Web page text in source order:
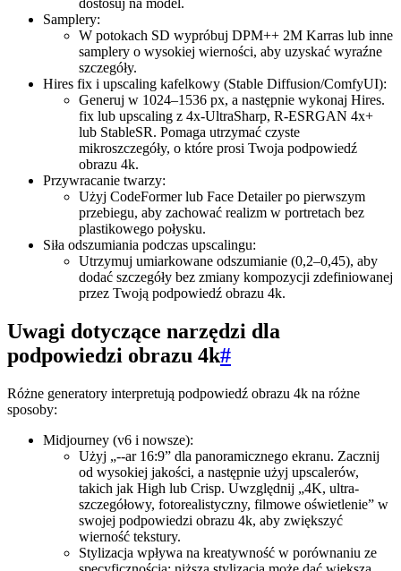
dostosuj na model.
Samplery:
W potokach SD wypróbuj DPM++ 2M Karras lub inne
samplery o wysokiej wierności, aby uzyskać wyraźne
szczegóły.
Hires fix i upscaling kafelkowy (Stable Diffusion/ComfyUI):
Generuj w 1024–1536 px, a następnie wykonaj Hires.
fix lub upscaling z 4x-UltraSharp, R-ESRGAN 4x+
lub StableSR. Pomaga utrzymać czyste
mikroszczegóły, o które prosi Twoja podpowiedź
obrazu 4k.
Przywracanie twarzy:
Użyj CodeFormer lub Face Detailer po pierwszym
przebiegu, aby zachować realizm w portretach bez
plastikowego połysku.
Siła odszumiania podczas upscalingu:
Utrzymuj umiarkowane odszumianie (0,2–0,45), aby
dodać szczegóły bez zmiany kompozycji zdefiniowanej
przez Twoją podpowiedź obrazu 4k.
Uwagi dotyczące narzędzi dla
podpowiedzi obrazu 4k#
Różne generatory interpretują podpowiedź obrazu 4k na różne
sposoby:
Midjourney (v6 i nowsze):
Użyj „--ar 16:9” dla panoramicznego ekranu. Zacznij
od wysokiej jakości, a następnie użyj upscalerów,
takich jak High lub Crisp. Uwzględnij „4K, ultra-
szczegółowy, fotorealistyczny, filmowe oświetlenie” w
swojej podpowiedzi obrazu 4k, aby zwiększyć
wierność tekstury.
Stylizacja wpływa na kreatywność w porównaniu ze